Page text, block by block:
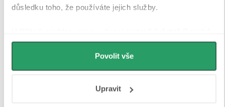
důsledku toho, že používáte jejich služby.
můžeme používat cookies pro analytiku a
personalizovanou reklamu. Jak Google zpracovává
osobní údaje najdete na stránkách
Povolit vše
Upravit